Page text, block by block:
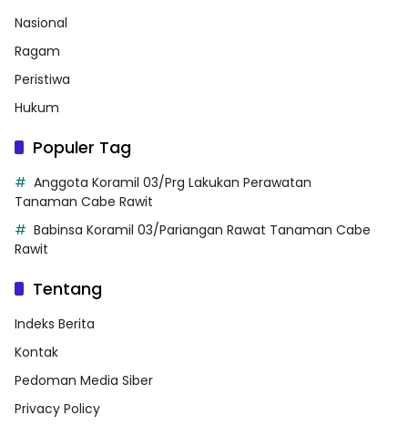
Nasional
Ragam
Peristiwa
Hukum
Populer Tag
Anggota Koramil 03/Prg Lakukan Perawatan
Tanaman Cabe Rawit
Babinsa Koramil 03/Pariangan Rawat Tanaman Cabe
Rawit
Tentang
Indeks Berita
Kontak
Pedoman Media Siber
Privacy Policy